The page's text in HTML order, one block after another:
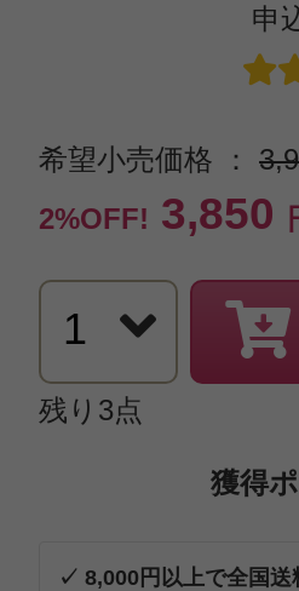
申
希望小売価格 ：
2%OFF! 3,850
残り3点
獲得
✓ 8,000円以上で全国送